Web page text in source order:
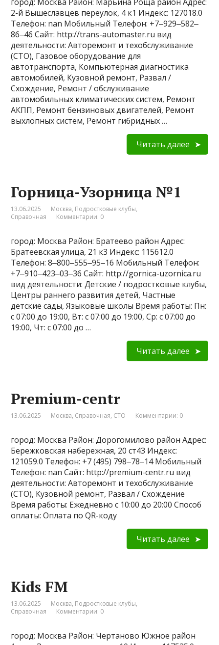
2-й Вышеславцев переулок, 4 к1 Индекс: 127018.0
Телефон: nan Мобильный Телефон: +7‒929‒582‒
86‒46 Сайт: http://trans-automaster.ru вид
деятельности: Авторемонт и техобслуживание
(СТО), Газовое оборудование для
автотранспорта, Компьютерная диагностика
автомобилей, Кузовной ремонт, Развал /
Схождение, Ремонт / обслуживание
автомобильных климатических систем, Ремонт
АКПП, Ремонт бензиновых двигателей, Ремонт
выхлопных систем, Ремонт гибридных …
Читать далее
Горница-Узорница №1
13.06.2025 Москва, Подростковые клубы,
Справочная
Комментарии: 0
город: Москва Район: Братеево район Адрес:
Братеевская улица, 21 к3 Индекс: 115612.0
Телефон: 8‒800‒555‒95‒16 Мобильный Телефон:
+7‒910‒423‒03‒36 Сайт: http://gornica-uzornica.ru
вид деятельности: Детские / подростковые клубы,
Центры раннего развития детей, Частные
детские сады, Языковые школы Время работы: Пн:
с 07:00 до 19:00, Вт: с 07:00 до 19:00, Ср: с 07:00 до
19:00, Чт: с 07:00 до …
Читать далее
Premium-centr
13.06.2025 Москва, Справочная, СТО Комментарии: 0
город: Москва Район: Дорогомилово район Адрес:
Бережковская набережная, 20 ст43 Индекс:
121059.0 Телефон: +7 (495) 798‒78‒14 Мобильный
Телефон: nan Сайт: http://premium-centr.ru вид
деятельности: Авторемонт и техобслуживание
(СТО), Кузовной ремонт, Развал / Схождение
Время работы: Ежедневно с 10:00 до 20:00 Способ
оплаты: Оплата по QR-коду
Читать далее
Kids FM
13.06.2025 Москва, Подростковые клубы,
Справочная
Комментарии: 0
город: Москва Район: Чертаново Южное район